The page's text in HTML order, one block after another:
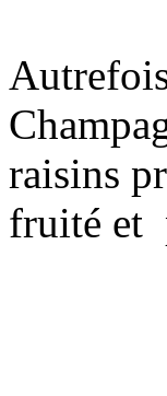
raisins
fruité et